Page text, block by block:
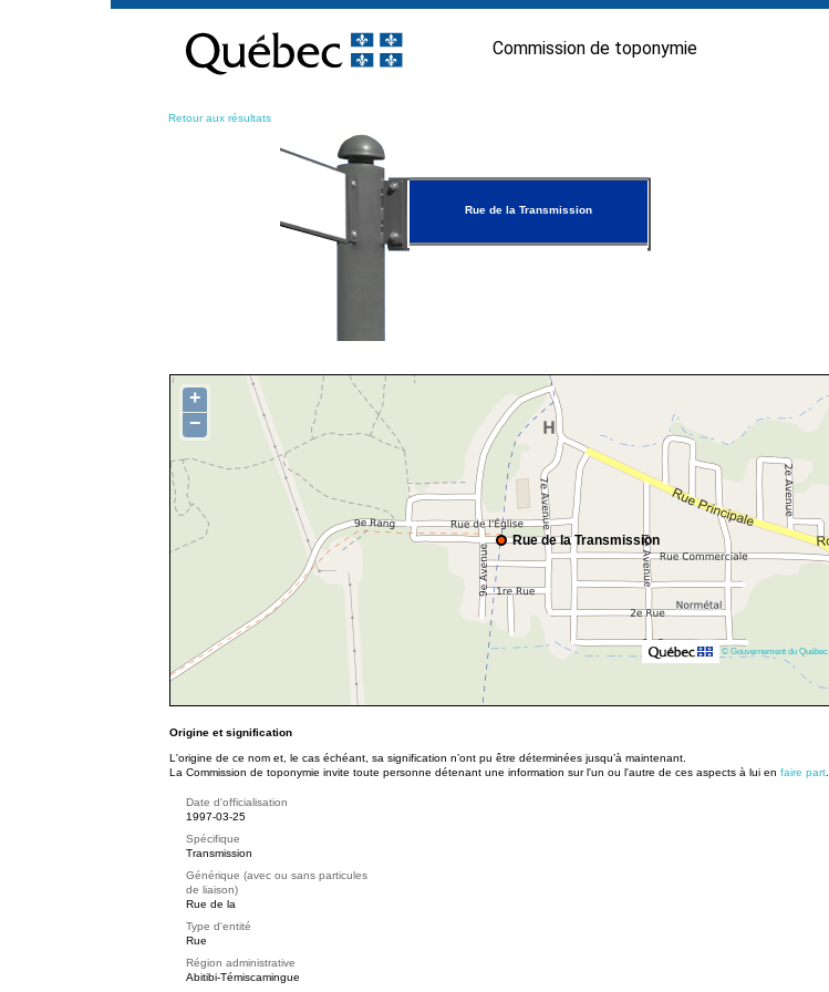
contenu
Commission de toponymie
Retour aux résultats
Rue de la Transmission
Rue de la Transmission
+
−
© Gouvernement du Québec
Origine et signification
L'origine de ce nom et, le cas échéant, sa signification n’ont pu être déterminées jusqu’à maintenant.
La Commission de toponymie invite toute personne détenant une information sur l'un ou l'autre de ces aspects à lui en faire part
Date d'officialisation
1997-03-25
Spécifique
Transmission
Générique (avec ou sans particules
de liaison)
Rue de la
Type d'entité
Rue
Région administrative
Abitibi-Témiscamingue